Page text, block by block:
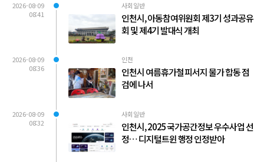
2026-08-09
08:41
사회일반
인천시, 아동참여위원회 제3기 성과공유
회 및 제4기 발대식 개최
2026-08-09
08:36
인천
인천시 여름휴가철 피서지 물가 합동 점
검에 나서
2026-08-09
08:32
사회일반
인천시, 2025 국가공간정보 우수사업 선
정… 디지털트윈 행정 인정받아